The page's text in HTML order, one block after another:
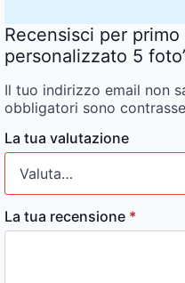
Recensisci per primo
personalizzato 5
Il tuo indirizzo email non
obbligatori sono
La tua valutazione
La tua recensione *